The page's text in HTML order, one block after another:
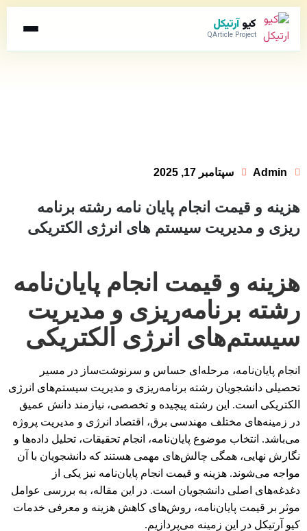
کیوآرتیکل
QArticle Project
Admin سپتامبر 17, 2025
هزینه و قیمت انجام پایان نامه رشته برنامه
ریزی و مدیریت سیستم های انرژی الکتریکی
هزینه و قیمت انجام پایان‌نامه
رشته برنامه‌ریزی و مدیریت
سیستم‌های انرژی الکتریکی
انجام پایان‌نامه، مرحله‌ای حساس و سرنوشت‌ساز در مسیر
تحصیلی دانشجویان رشته برنامه‌ریزی و مدیریت سیستم‌های انرژی
الکتریکی است. این رشته پیچیده و تخصصی، نیازمند دانش عمیق
در زمینه‌های مختلف مهندسی برق، اقتصاد انرژی و مدیریت پروژه
می‌باشد. انتخاب موضوع پایان‌نامه، انجام تحقیقات، تحلیل داده‌ها و
نگارش نهایی، همگی چالش‌های مهمی هستند که دانشجویان با آن
مواجه می‌شوند. هزینه و قیمت انجام پایان‌نامه نیز یکی از
دغدغه‌های اصلی دانشجویان است. در این مقاله، به بررسی عوامل
موثر بر قیمت پایان‌نامه، روش‌های کاهش هزینه و معرفی خدمات
کیو آرتیکل در این زمینه می‌پردازیم.